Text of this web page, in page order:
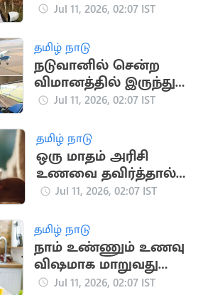
பேரை கொன்ற
Jul 11, 2026, 02:07 IST
தமிழ் நாடு
நடுவானில் சென்ற
விமானத்தில் இருந்து
குதித்த விமானி பலி
Jul 11, 2026, 02:07 IST
தமிழ் நாடு
ஒரு மாதம் அரிசி
உணவை தவிர்த்தால்
உடலில் நடக்கும்
Jul 11, 2026, 02:07 IST
தமிழ் நாடு
நாம் உண்ணும் உணவு
விஷமாக மாறுவது
ஏன்? அதிர்ச்சித்
Jul 11, 2026, 02:07 IST